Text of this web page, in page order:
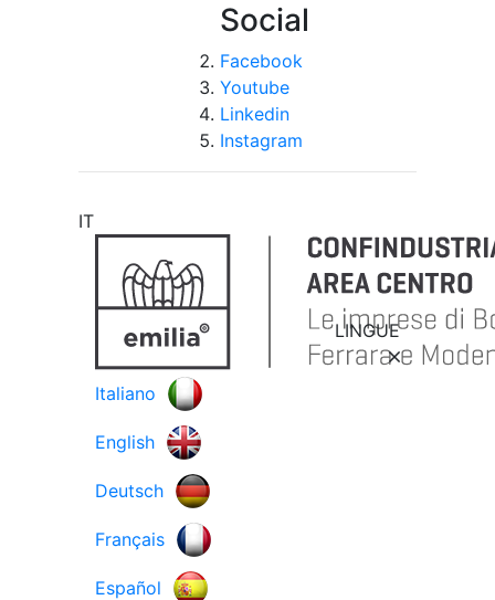
Social
Facebook
Youtube
Linkedin
Instagram
IT
LINGUE
Italiano
English
Deutsch
Français
Español